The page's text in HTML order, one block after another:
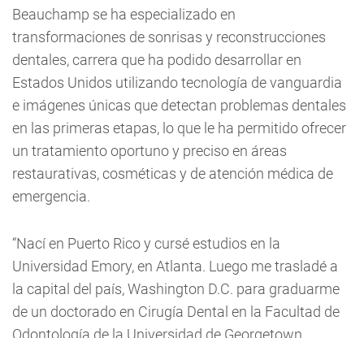
Beauchamp se ha especializado en
transformaciones de sonrisas y reconstrucciones
dentales, carrera que ha podido desarrollar en
Estados Unidos utilizando tecnología de vanguardia
e imágenes únicas que detectan problemas dentales
en las primeras etapas, lo que le ha permitido ofrecer
un tratamiento oportuno y preciso en áreas
restaurativas, cosméticas y de atención médica de
emergencia.
“Nací en Puerto Rico y cursé estudios en la
Universidad Emory, en Atlanta. Luego me trasladé a
la capital del país, Washington D.C. para graduarme
de un doctorado en Cirugía Dental en la Facultad de
Odontología de la Universidad de Georgetown.